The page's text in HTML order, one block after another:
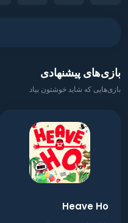
بازی‌های پیشنهادی
بازی‌هایی که شاید خوشتون بیاد
Heave Ho